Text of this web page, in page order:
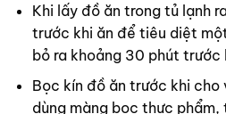
Khi lấy đồ ăn trong tủ lạnh
trước khi ăn để tiêu diệt
bỏ ra khoảng 30 phút trước
Bọc kín đồ ăn trước khi cho
dùng màng bọc thực